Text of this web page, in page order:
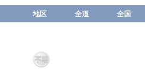
地区 全道 全国